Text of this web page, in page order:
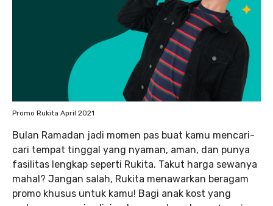
Promo Rukita April 2021
Bulan Ramadan jadi momen pas buat kamu mencari-
cari tempat tinggal yang nyaman, aman, dan punya
fasilitas lengkap seperti Rukita. Takut harga sewanya
mahal? Jangan salah, Rukita menawarkan beragam
promo khusus untuk kamu! Bagi anak kost yang